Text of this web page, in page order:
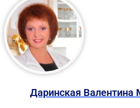
Даринская Валентина